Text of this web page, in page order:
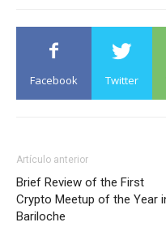
Facebook Twitter
Artículo anterior
Brief Review of the First
Crypto Meetup of the Year
Bariloche